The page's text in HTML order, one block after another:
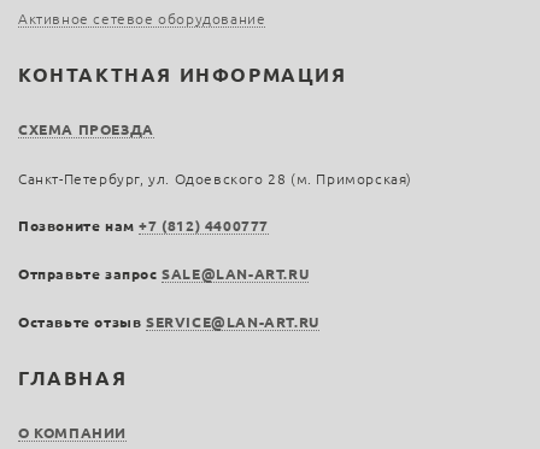
ГЛАВНАЯ
О КОМПАНИИ
Активное сетевое оборудование
КОНТАКТНАЯ ИНФОРМАЦИЯ
СХЕМА ПРОЕЗДА
Санкт-Петербург, ул. Одоевского 28 (м. Приморская)
Позвоните нам+7 (812) 4400777
Отправьте запросSALE@LAN-ART.RU
Оставьте отзыв SERVICE@LAN-ART.RU